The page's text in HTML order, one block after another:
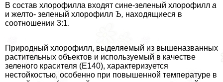
В состав хлорофилла входят сине-зеленый хлорофилл а
и желто- зеленый хлорофилл Ъ, находящиеся в
соотношении 3:1.
Природный хлорофилл, выделяемый из вышеназванных
растительных объектов и используемый в качестве
зеленого красителя (Е140), хаpaктеризуется
нестойкостью, особенно при повышенной температуре в